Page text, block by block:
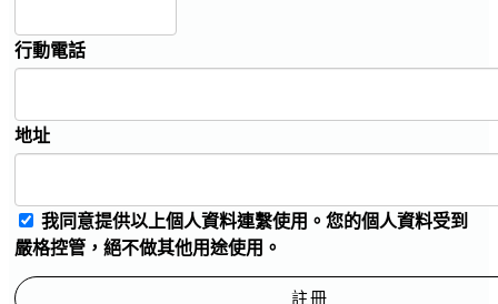
行動電話
地址
我同意提供以上個人資料連繫使用。您的個人資料受到
嚴格控管，絕不做其他用途使用。
註冊